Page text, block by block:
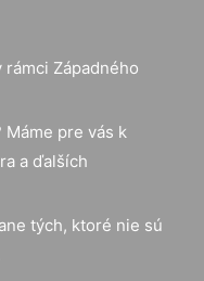
Západného
pre vás k
a ďalších
tých, ktoré nie sú